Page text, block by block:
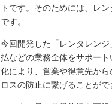
トです。そのためには、レ
です。
今回開発した「レンタレン
払などの業務全体をサポー
化により、営業や得意先か
ロスの防止に繋げることがで